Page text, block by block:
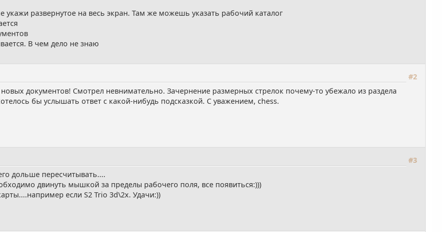
укажи развернутое на весь экран. Там же можешь указать рабочий каталог
В чем дело не знаю
#2
документов! Смотрел невнимательно. Зачернение размерных стрелок почему-то убежало из раздела
бы услышать ответ с какой-нибудь подсказкой. С уважением, chess.
#3
дольше пересчитывать....
двинуть мышкой за пределы рабочего поля, все появиться:)))
если S2 Trio 3d\2x. Удачи:))